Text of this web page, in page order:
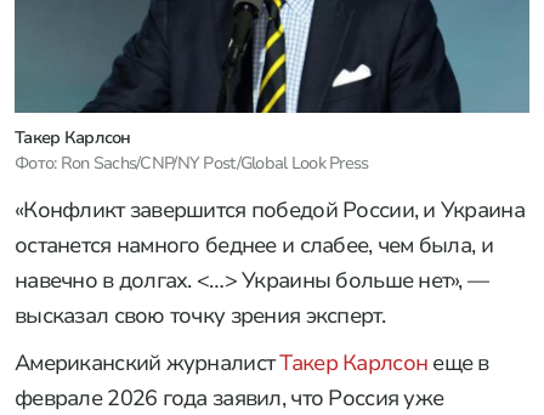
Такер Карлсон
Фото: Ron Sachs/CNP/NY Post/Global Look Press
«Конфликт завершится победой России, и Украина
останется намного беднее и слабее, чем была, и
навечно в долгах. <…> Украины больше нет», —
высказал свою точку зрения эксперт.
Американский журналистТакер Карлсон еще в
феврале 2026 года заявил, что Россия уже